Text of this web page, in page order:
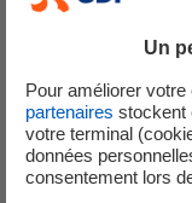
Par équipe de 2 ou
Vous
Vous
pêcheurs
au
Un
Pour améliorer
partenaires stockent
votre terminal
données
consentement lors